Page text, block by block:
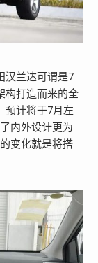
汉兰达可谓是7
构打造而来的全
预计将于7月左
内外设计更为
变化就是将搭